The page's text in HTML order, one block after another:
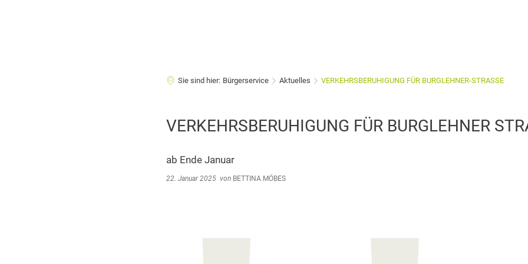
Sie sind hier: Bürgerservice Aktuelles VERKEHRSBERUHIGUNG FÜR BURGLEHNER-STRASSE
VERKEHRSBERUHIGUNG FÜR BURGLEHNER
ab Ende Januar
22. Januar 2025 von BETTINA MÖBES